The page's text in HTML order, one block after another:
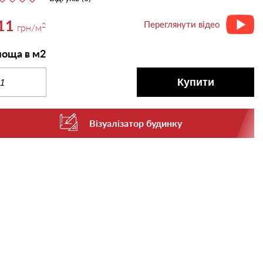
грн/м2 Переглянути відео
в м2
Купити
Візуалізатор будинку